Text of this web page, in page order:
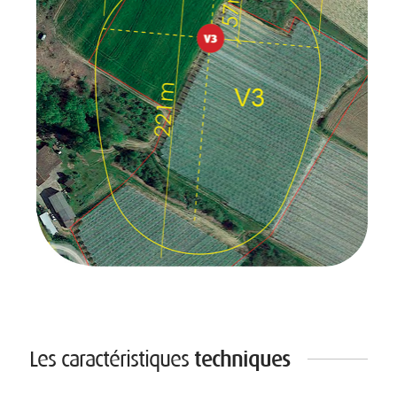
Les caractéristiques techniques